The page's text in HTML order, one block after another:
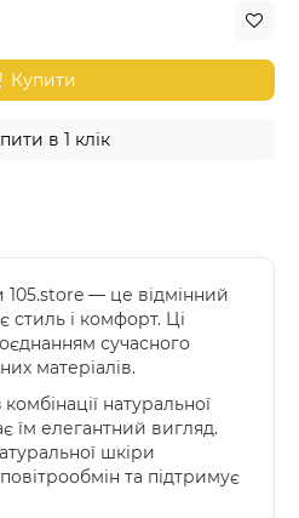
Купити
в 1 клік
105.store — це відмінний
стиль і комфорт. Ці
сучасного
матеріалів.
натуральної
їм елегантний вигляд.
шкіри
та підтримує